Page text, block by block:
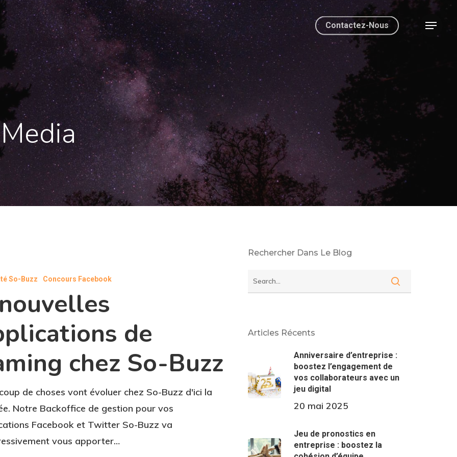
Contactez-Nous Menu
So-Buzz Concours Facebook
de
chez So-Buzz
de choses vont évoluer chez So-Buzz d'ici la
Notre Backoffice de gestion pour vos
Facebook et Twitter So-Buzz va
vous apporter…
Rechercher Dans Le Blog
Articles Récents
Anniversaire d’entreprise :
boostez l’engagement de
vos collaborateurs avec un
jeu digital
20 mai 2025
Jeu de pronostics en
entreprise : boostez la